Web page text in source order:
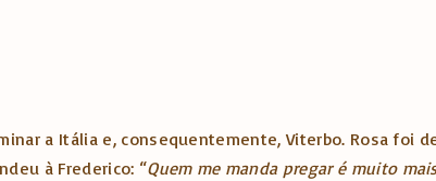
a Itália e, consequentemente, Viterbo. Rosa foi
à Frederico: “Quem me manda pregar é muito